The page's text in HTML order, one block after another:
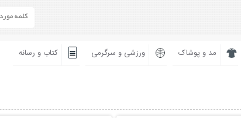
مد و پوشاک ورزشی و سرگرمی کتاب و رسانه